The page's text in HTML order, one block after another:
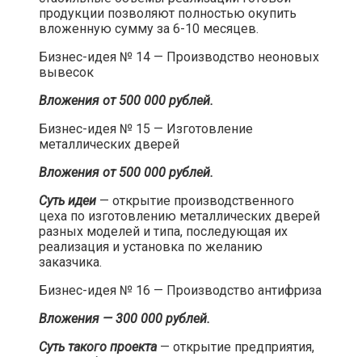
продукции позволяют полностью окупить
вложенную сумму за 6-10 месяцев.​
Бизнес-идея № 14 — Производство неоновых
вывесок​
Вложения от 500 000 рублей.
Бизнес-идея № 15 — Изготовление
металлических дверей​
Вложения от 500 000 рублей.
Суть идеи — открытие производственного
цеха по изготовлению металлических дверей
разных моделей и типа, последующая их
реализация и установка по желанию
заказчика.​
Бизнес-идея № 16 — Производство антифриза​
Вложения — 300 000 рублей.
Суть такого проекта — открытие предприятия,